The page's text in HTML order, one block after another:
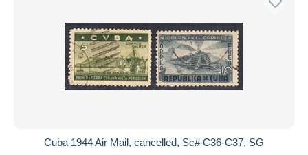
Cuba 1944 Air Mail, cancelled, Sc# C36-C37, SG